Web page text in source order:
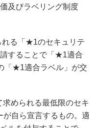
及びラベリング制度
る「★1のセキュリテ
することで「★1適合
「★1適合ラベル」が交
められる最低限のセキ
が自ら宣言するもの。適